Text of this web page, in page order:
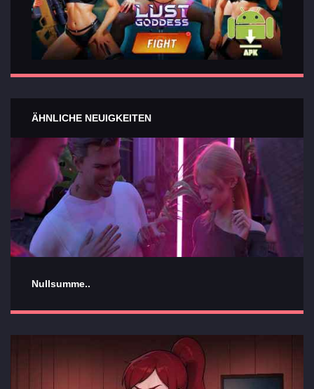
ÄHNLICHE NEUIGKEITEN
Nullsumme..